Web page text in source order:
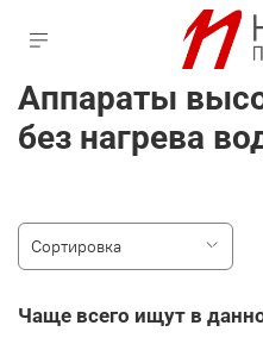
Аппараты
без нагрева
Чаще всего ищут в